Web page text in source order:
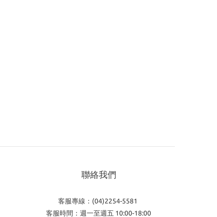
聯絡我們
客服專線：(04)2254-5581
客服時間：週一至週五 10:00-18:00